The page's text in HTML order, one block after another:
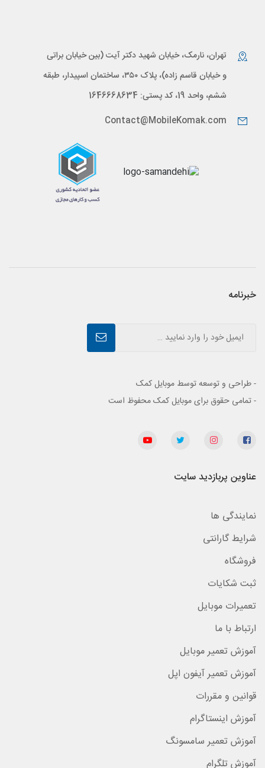
تهران، نارمک، خیابان شهید دکتر آیت (بین خیابان براتی
و خیابان قاسم زاده)، پلاک ۳۵۰، ساختمان اسپیدار، طبقه
ششم، واحد 19، کد پستی: 1646668634
Contact@MobileKomak.com
خبرنامه
- طراحی و توسعه توسط موبایل کمک
- تمامی حقوق برای موبایل کمک محفوظ است
عناوین پربازدید سایت
نمایندگی ها
شرایط گارانتی
فروشگاه
ثبت شکایات
تعمیرات موبایل
ارتباط با ما
آموزش تعمیر موبایل
آموزش تعمیر آیفون اپل
قوانین و مقررات
آموزش اینستاگرام
آموزش تعمیر سامسونگ
آموزش تلگرام